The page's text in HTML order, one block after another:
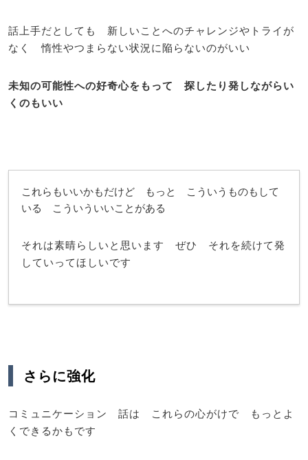
話上手だとしても 新しいことへのチャレンジやトライが
なく 惰性やつまらない状況に陥らないのがいい
未知の可能性への好奇心をもって 探したり発しながらい
くのもいい
これらもいいかもだけど もっと こういうものもして
いる こういういいことがある
それは素晴らしいと思います ぜひ それを続けて発
していってほしいです
さらに強化
コミュニケーション 話は これらの心がけで もっとよ
くできるかもです